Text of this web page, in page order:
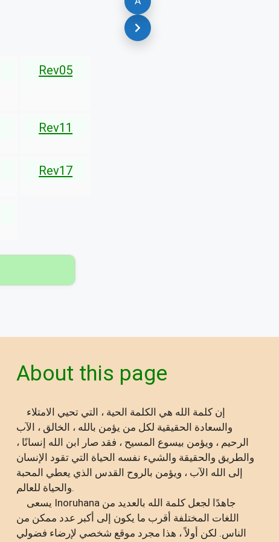
Rev05
Rev11
Rev17
About this page
والسعادة الحقيقية لكل من يؤمن بالله ، الخالق ، الآب
الرحيم ، ويؤمن بيسوع المسيح ، فقد صار ابن الله إنسانًا ،
والطريق والحقيقة والشيء نفسه الحياة التي تقود الإنسان
إلى الله الآب ، ويؤمن بالروح القدس الذي يعطي المحبة
والحياة للعالم.
اللغات المختلفة أقرب ما يكون إلى أكبر عدد ممكن من
الناس. لكن أولاً ، هذا مجرد موقع شخصي لإرضاء فضولي